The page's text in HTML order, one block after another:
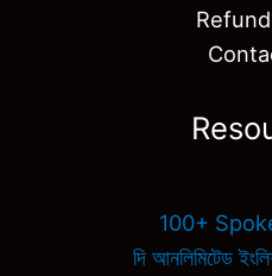
100+
দি আনলিমিটেড